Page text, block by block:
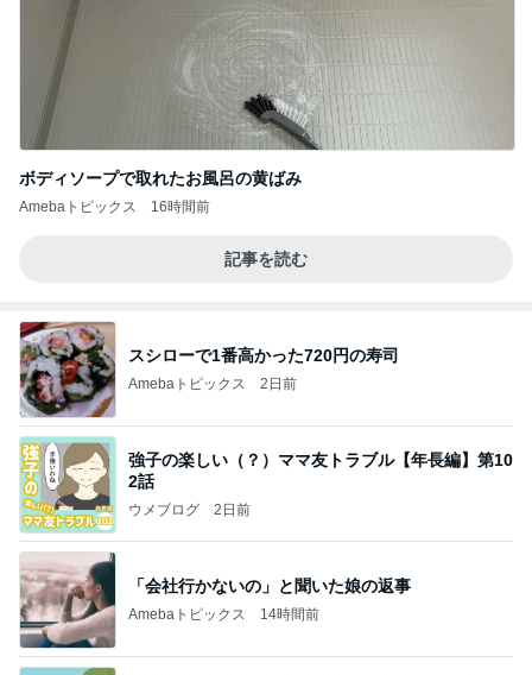
ボディソープで取れたお風呂の黄ばみ
Amebaトピックス 16時間前
記事を読む
スシローで1番高かった720円の寿司
Amebaトピックス 2日前
強子の楽しい（？）ママ友トラブル【年長編】第10
2話
ウメブログ 2日前
「会社行かないの」と聞いた娘の返事
Amebaトピックス 14時間前